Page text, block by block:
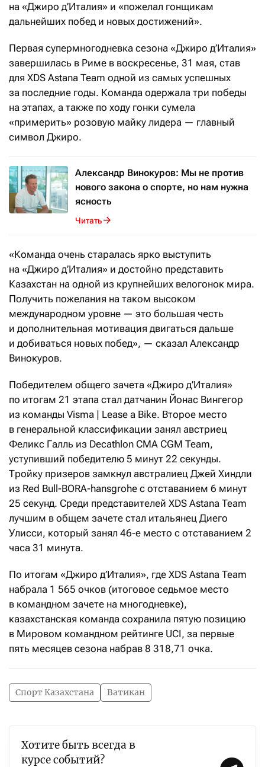
на «Джиро д’Италия» и «пожелал гонщикам
дальнейших побед и новых достижений».
Первая супермногодневка сезона «Джиро д’Италия»
завершилась в Риме в воскресенье, 31 мая, став
для XDS Astana Team одной из самых успешных
за последние годы. Команда одержала три победы
на этапах, а также по ходу гонки сумела
«примерить» розовую майку лидера — главный
символ Джиро.
Александр Винокуров: Мы не против
нового закона о спорте, но нам нужна
ясность
Читать
«Команда очень старалась ярко выступить
на «Джиро д’Италия» и достойно представить
Казахстан на одной из крупнейших велогонок мира.
Получить пожелания на таком высоком
международном уровне — это большая честь
и дополнительная мотивация двигаться дальше
и добиваться новых побед», — сказал Александр
Винокуров.
Победителем общего зачета «Джиро д’Италия»
по итогам 21 этапа стал датчанин Йонас Вингегор
из команды Visma | Lease a Bike. Второе место
в генеральной классификации занял австриец
Феликс Галль из Decathlon CMA CGM Team,
уступивший победителю 5 минут 22 секунды.
Тройку призеров замкнул австралиец Джей Хиндли
из Red Bull-BORA-hansgrohe с отставанием 6 минут
25 секунд. Среди представителей XDS Astana Team
лучшим в общем зачете стал итальянец Диего
Улисси, который занял 46-е место с отставанием 2
часа 31 минута.
По итогам «Джиро д’Италия», где XDS Astana Team
набрала 1 565 очков (итоговое седьмое место
в командном зачете на многодневке),
казахстанская команда сохранила пятую позицию
в Мировом командном рейтинге UCI, за первые
пять месяцев сезона набрав 8 318,71 очка.
Спорт Казахстана Ватикан
Хотите быть всегда в
курсе событий?